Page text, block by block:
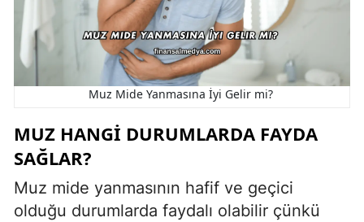
Muz Mide Yanmasına İyi Gelir mi?
MUZ HANGI DURUMLARDA FAYDA
SAĞLAR?
Muz mide yanmasının hafif ve geçici
olduğu durumlarda faydalı olabilir çünkü